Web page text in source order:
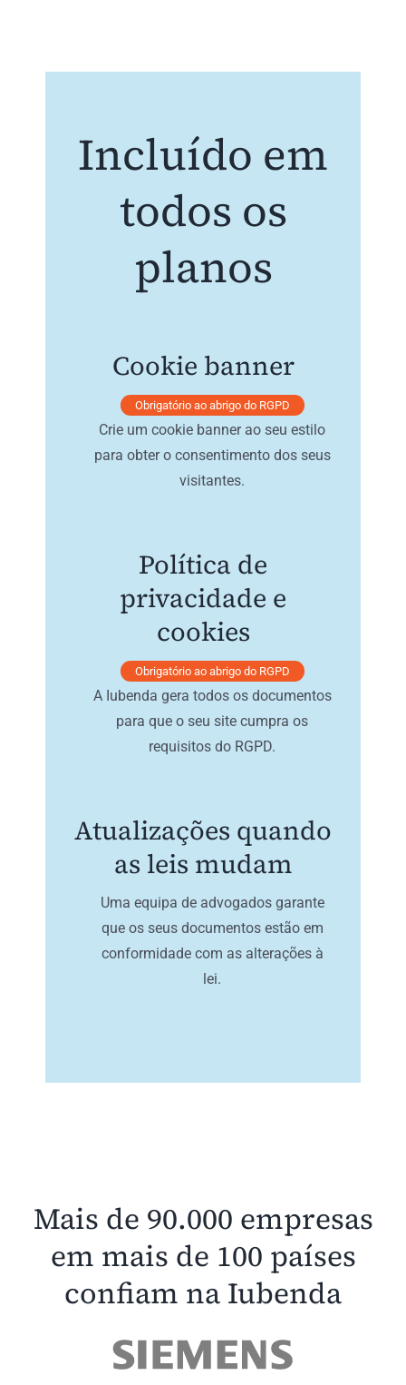
Incluído em
todos os
planos
Cookie banner
Obrigatório ao abrigo do RGPD
Crie um cookie banner ao seu estilo
para obter o consentimento dos seus
visitantes.
Política de
privacidade e
cookies
Obrigatório ao abrigo do RGPD
A Iubenda gera todos os documentos
para que o seu site cumpra os
requisitos do RGPD.
Atualizações quando
as leis mudam
Uma equipa de advogados garante
que os seus documentos estão em
conformidade com as alterações à
lei.
Mais de 90.000 empresas
em mais de 100 países
confiam na Iubenda